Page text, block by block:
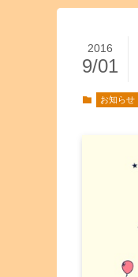
2016
9/01
お知らせ